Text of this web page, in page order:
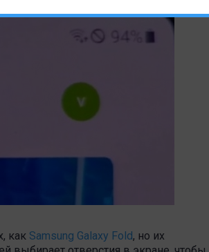
как Samsung Galaxy Fold, но их